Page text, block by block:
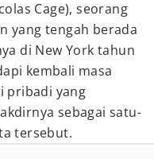
Cage), seorang
yang tengah berada
di New York tahun
kembali masa
pribadi yang
sebagai satu-
tersebut.